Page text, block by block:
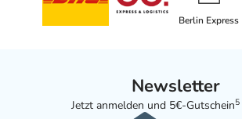
Berlin Express
Newsletter
Jetzt anmelden und 5€-Gutschein5